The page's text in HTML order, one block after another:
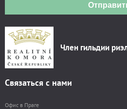
Член гильдии
Связаться с нами
Офис в Праге